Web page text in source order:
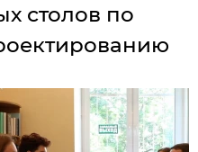
столов по